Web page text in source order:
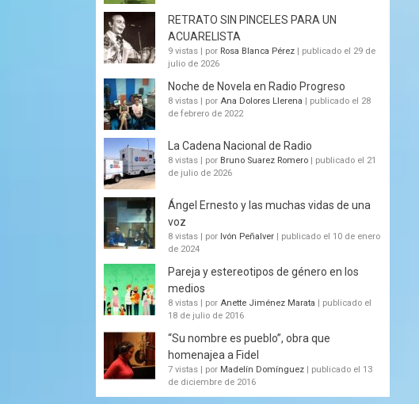
RETRATO SIN PINCELES PARA UN
ACUARELISTA
9 vistas | por Rosa Blanca Pérez | publicado el 29 de
julio de 2026
Noche de Novela en Radio Progreso
8 vistas | por Ana Dolores Llerena | publicado el 28
de febrero de 2022
La Cadena Nacional de Radio
8 vistas | por Bruno Suarez Romero | publicado el 21
de julio de 2026
Ángel Ernesto y las muchas vidas de una
voz
8 vistas | por Ivón Peñalver | publicado el 10 de enero
de 2024
Pareja y estereotipos de género en los
medios
8 vistas | por Anette Jiménez Marata | publicado el
18 de julio de 2016
“Su nombre es pueblo”, obra que
homenajea a Fidel
7 vistas | por Madelín Domínguez | publicado el 13
de diciembre de 2016